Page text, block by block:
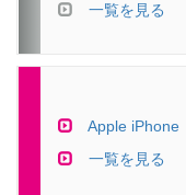
一覧を見る
Apple iPhone
一覧を見る